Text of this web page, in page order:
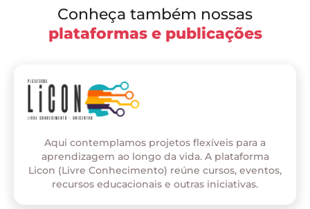
Conheça também nossas
plataformas e publicações
Aqui contemplamos projetos flexíveis para a
aprendizagem ao longo da vida. A plataforma
Licon (Livre Conhecimento) reúne cursos, eventos,
recursos educacionais e outras iniciativas.